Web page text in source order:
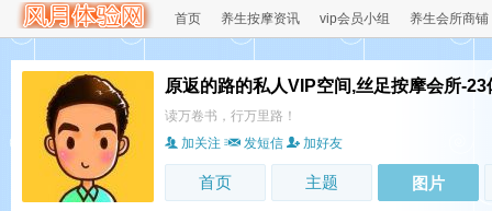
首页 养生按摩资讯 vip会员小组 养生会所商铺
原返的路的私人VIP空间,丝足按摩会所-23
读万卷书，行万里路！
加关注
发短信 加好友
首页 主题 图片